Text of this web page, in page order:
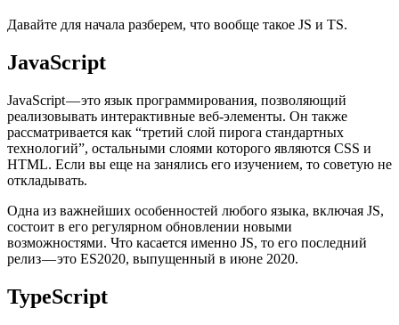
Давайте для начала разберем, что вообще такое JS и TS.
JavaScript
JavaScript — это язык программирования, позволяющий
реализовывать интерактивные веб-элементы. Он также
рассматривается как “третий слой пирога стандартных
технологий”, остальными слоями которого являются CSS и
HTML. Если вы еще на занялись его изучением, то советую не
откладывать.
Одна из важнейших особенностей любого языка, включая JS,
состоит в его регулярном обновлении новыми
возможностями. Что касается именно JS, то его последний
релиз — это ES2020, выпущенный в июне 2020.
TypeScript